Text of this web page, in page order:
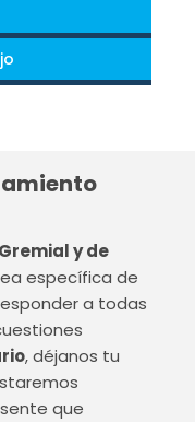
y de
específica de
a todas
, déjanos tu
que